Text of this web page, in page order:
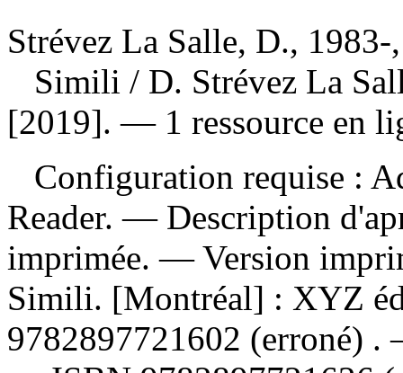
Strévez La Salle, D., 1983-
Simili / D. Strévez La
[2019]. — 1 ressource en
Configuration requise :
Reader. — Description
imprimée. —Version
Simili. [Montréal] : XYZ
9782897721602 (erroné)